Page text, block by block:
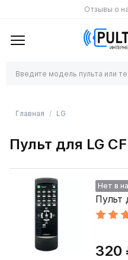
Отзывы о
Главная LG
Пульт для LG
Нет в
Пульт
320